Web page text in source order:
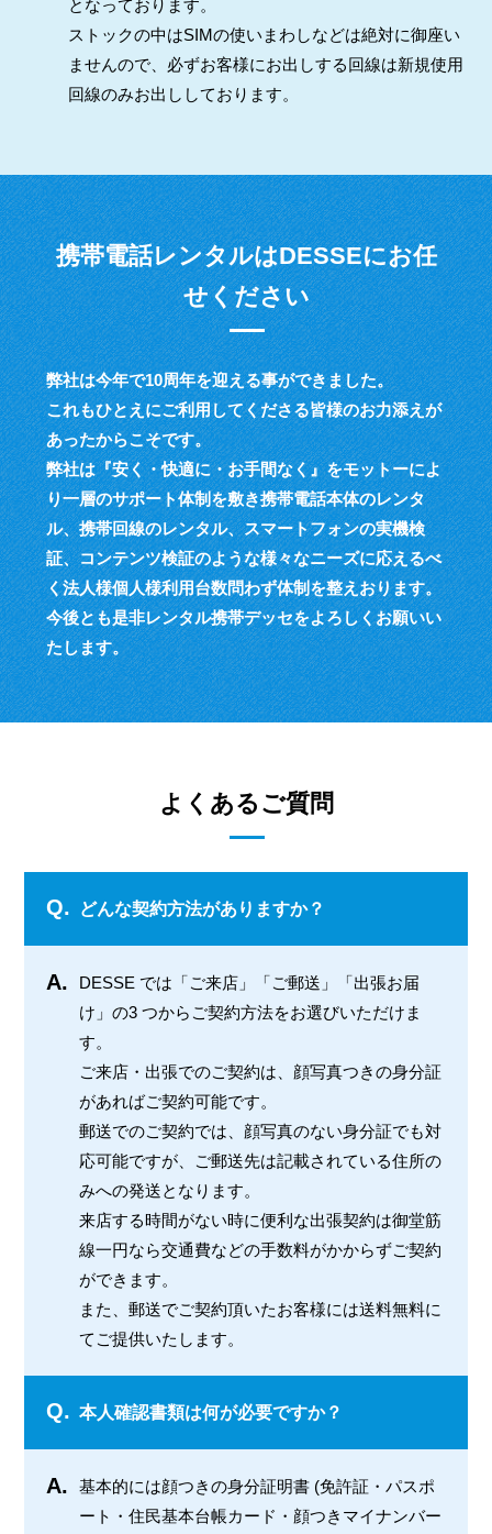
となっております。
ストックの中はSIMの使いまわしなどは絶対に御座い
ませんので、必ずお客様にお出しする回線は新規使用
回線のみお出ししております。
携帯電話レンタルはDESSEにお任
せください
弊社は今年で10周年を迎える事ができました。
これもひとえにご利用してくださる皆様のお力添えが
あったからこそです。
弊社は『安く・快適に・お手間なく』をモットーによ
り一層のサポート体制を敷き携帯電話本体のレンタ
ル、携帯回線のレンタル、スマートフォンの実機検
証、コンテンツ検証のような様々なニーズに応えるべ
く法人様個人様利用台数問わず体制を整えおります。
今後とも是非レンタル携帯デッセをよろしくお願いい
たします。
よくあるご質問
Q. どんな契約方法がありますか？
A.
DESSE では「ご来店」「ご郵送」「出張お届
け」の3 つからご契約方法をお選びいただけま
す。
ご来店・出張でのご契約は、顔写真つきの身分証
があればご契約可能です。
郵送でのご契約では、顔写真のない身分証でも対
応可能ですが、ご郵送先は記載されている住所の
みへの発送となります。
来店する時間がない時に便利な出張契約は御堂筋
線一円なら交通費などの手数料がかからずご契約
ができます。
また、郵送でご契約頂いたお客様には送料無料に
てご提供いたします。
Q. 本人確認書類は何が必要ですか？
A.
基本的には顔つきの身分証明書 (免許証・パスポ
ート・住民基本台帳カード・顔つきマイナンバー